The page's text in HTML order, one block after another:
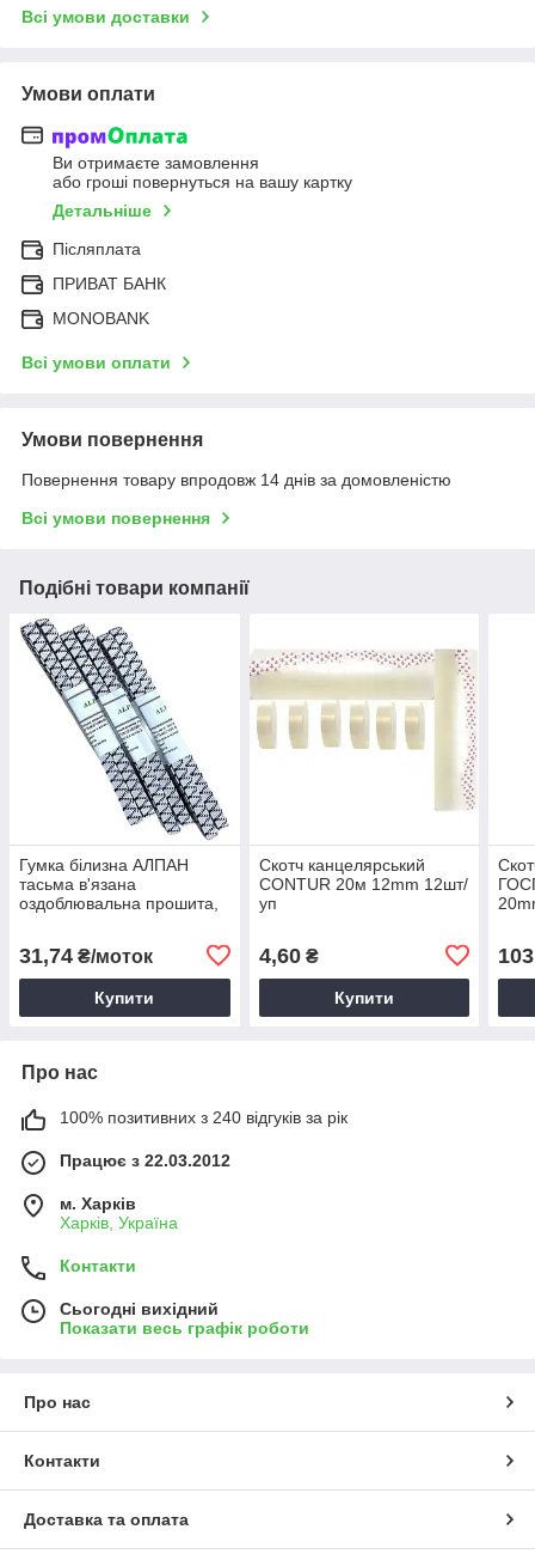
Всі умови доставки
Умови оплати
Ви отримаєте замовлення
або гроші повернуться на вашу картку
Детальніше
Післяплата
ПРИВАТ БАНК
MONOBANK
Всі умови оплати
Умови повернення
Повернення товару впродовж 14 днів за домовленістю
Всі умови повернення
Подібні товари компанії
Гумка білизна АЛПАН
тасьма в'язана
оздоблювальна прошита,
31,74 ₴/моток
Купити
Скотч канцелярський
CONTUR 20м 12mm 12шт/
уп
4,60₴
Купити
Про нас
100% позитивних з 240 відгуків за рік
Працює з 22.03.2012
м. Харків
Харків, Україна
Контакти
Сьогодні вихідний
Показати весь графік роботи
Про нас
Контакти
Доставка та оплата